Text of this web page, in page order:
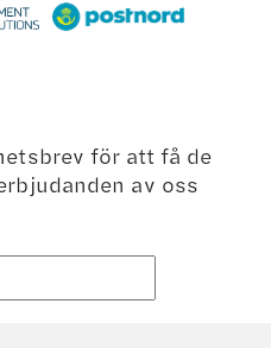
för att få de
av oss